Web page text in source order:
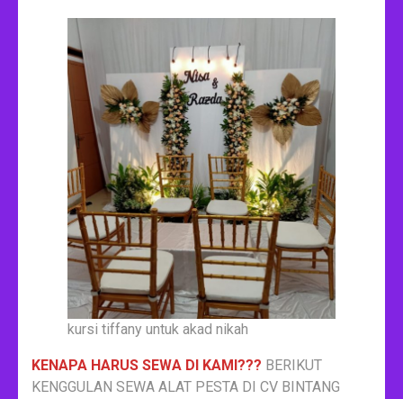
kursi tiffany untuk akad nikah
KENAPA HARUS SEWA DI KAMI??? BERIKUT
KENGGULAN SEWA ALAT PESTA DI CV BINTANG